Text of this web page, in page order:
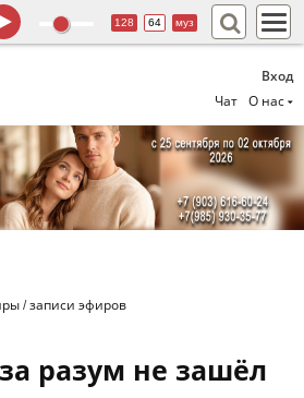
Вход
Чат
О нас
128 64 муз
/записи эфиров
разум не зашёл